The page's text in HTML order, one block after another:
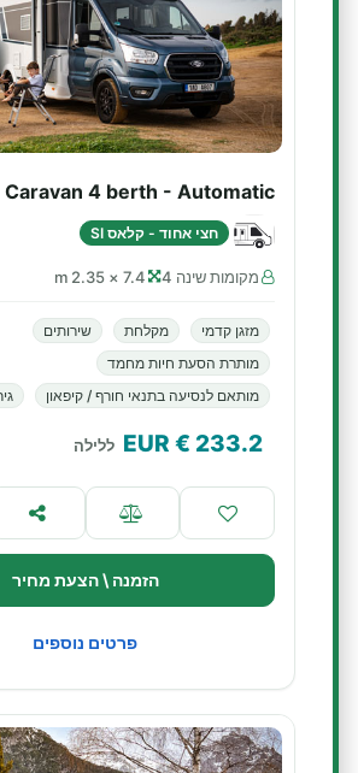
Caravan 4 berth - Automatic
חצי אחוד - קלאס SI
מקומות שינה 4 7.4 × 2.35 m
מזגן קדמי מקלחת
שירותים
מותרת הסעת חיות מחמד
מותאם לנסיעה בתנאי חורף / קיפאון
233.2
€ EUR ללילה
הזמנה \ הצעת מחיר
פרטים נוספים